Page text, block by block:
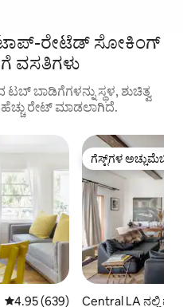
ರೇಟೆಡ್ ಸೋಕಿಂಗ್
ವಸತಿಗಳು
ಟಬ್ ಬಾಡಿಗೆಗಳನ್ನು ಸ್ಥಳ, ಶುಚಿತ್ವ
ಹೆಚ್ಚು ರೇಟ್ ಮಾಡಲಾಗಿದೆ.
5 ರಲ್ಲಿ 4.95 ಸರಾಸರಿ ರೇಟಿಂಗ್, 639
4.95 (639)
ಗೆಸ್ಟ್‌ಗಳ
ಗೆಸ್ಟ್‌ಗಳ
Central LA ನಲ್ಲಿ ಮನೆ